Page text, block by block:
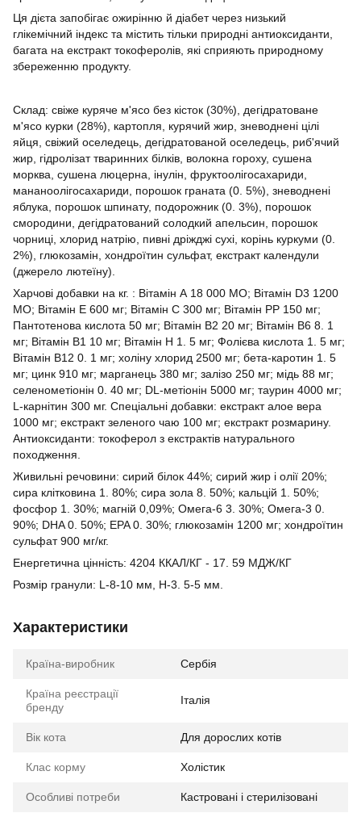
Ця дієта запобігає ожирінню й діабет через низький
глікемічний індекс та містить тільки природні антиоксиданти,
багата на екстракт токоферолів, які сприяють природному
збереженню продукту.
Склад: свіже куряче м'ясо без кісток (30%), дегідратоване
м'ясо курки (28%), картопля, курячий жир, зневоднені цілі
яйця, свіжий оселедець, дегідратованой оселедець, риб'ячий
жир, гідролізат тваринних білків, волокна гороху, сушена
морква, сушена люцерна, інулін, фруктоолігосахариди,
мананоолігосахариди, порошок граната (0. 5%), зневоднені
яблука, порошок шпинату, подорожник (0. 3%), порошок
смородини, дегідратований солодкий апельсин, порошок
чорниці, хлорид натрію, пивні дріжджі сухі, корінь куркуми (0.
2%), глюкозамін, хондроїтин сульфат, екстракт календули
(джерело лютеїну).
Харчові добавки на кг. : Вітамін А 18 000 МО; Вітамін D3 1200
МО; Вітамін Е 600 мг; Вітамін С 300 мг; Вітамін РР 150 мг;
Пантотенова кислота 50 мг; Вітамін В2 20 мг; Вітамін В6 8. 1
мг; Вітамін В1 10 мг; Вітамін Н 1. 5 мг; Фолієва кислота 1. 5 мг;
Вітамін В12 0. 1 мг; холіну хлорид 2500 мг; бета-каротин 1. 5
мг; цинк 910 мг; марганець 380 мг; залізо 250 мг; мідь 88 мг;
селенометіонін 0. 40 мг; DL-метіонін 5000 мг; таурин 4000 мг;
L-карнітин 300 мг. Спеціальні добавки: екстракт алое вера
1000 мг; екстракт зеленого чаю 100 мг; екстракт розмарину.
Антиоксиданти: токоферол з екстрактів натурального
походження.
Живильні речовини: сирий білок 44%; сирий жир і олії 20%;
сира клітковина 1. 80%; сира зола 8. 50%; кальцій 1. 50%;
фосфор 1. 30%; магній 0,09%; Омега-6 3. 30%; Омега-3 0.
90%; DHA 0. 50%; EPA 0. 30%; глюкозамін 1200 мг; хондроїтин
сульфат 900 мг/кг.
Енергетична цінність: 4204 ККАЛ/КГ - 17. 59 МДЖ/КГ
Розмір гранули: L-8-10 мм, H-3. 5-5 мм.
Характеристики
Країна-виробник Сербія
Країна реєстрації
бренду
Італія
Вік кота Для дорослих котів
Клас корму Холістик
Особливі потреби Кастровані і стерилізовані